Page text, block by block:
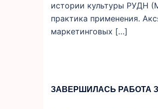
истории культуры РУДН
практика применения.
маркетинговых […]
ЗАВЕРШИЛАСЬ РАБОТА